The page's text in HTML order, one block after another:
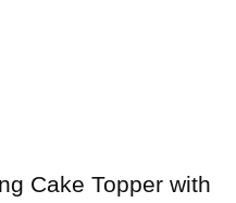
Cake Topper with